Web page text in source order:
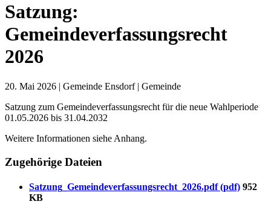
Satzung:
Gemeindeverfassungsrecht
2026
20. Mai 2026 | Gemeinde Ensdorf | Gemeinde
Satzung zum Gemeindeverfassungsrecht für die neue Wahlperiode
01.05.2026 bis 31.04.2032
Weitere Informationen siehe Anhang.
Zugehörige Dateien
Satzung_Gemeindeverfassungsrecht_2026.pdf (pdf) 952
KB